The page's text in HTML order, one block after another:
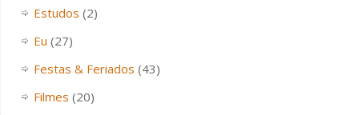
Estudos (2)
Eu (27)
Festas & Feriados (43)
Filmes (20)